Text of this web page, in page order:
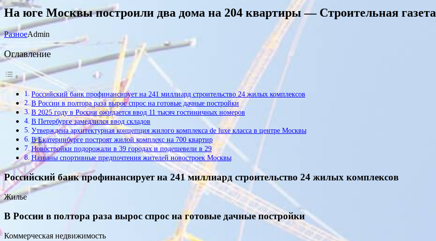
На юге Москвы построили два дома на 204 квартиры — Строительная газета
РазноеAdmin
Оглавление
Российский банк профинансирует на 241 миллиард строительство 24 жилых комплексов
В России в полтора раза вырос спрос на готовые дачные постройки
В 2025 году в России ожидается ввод 11 тысяч гостиничных номеров
В Петербурге замедлился ввод складов
Утверждена архитектурная концепция жилого комплекса de luxe класса в центре Москвы
В Екатеринбурге построят жилой комплекс на 700 квартир
Новостройки подорожали в 39 городах и подешевели в 29
Названы спортивные предпочтения жителей новостроек Москвы
Российский банк профинансирует на 241 миллиард строительство 24 жилых комплексов
Жилье
В России в полтора раза вырос спрос на готовые дачные постройки
Коммерческая недвижимость